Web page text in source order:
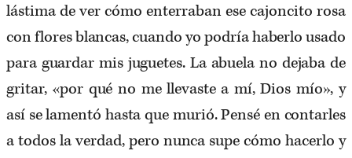
lástima de ver cómo enterraban ese cajoncito rosa
con flores blancas, cuando yo podría haberlo usado
para guardar mis juguetes. La abuela no dejaba de
gritar, «por qué no me llevaste a mí, Dios mío», y
así se lamentó hasta que murió. Pensé en contarles
a todos la verdad, pero nunca supe cómo hacerlo y